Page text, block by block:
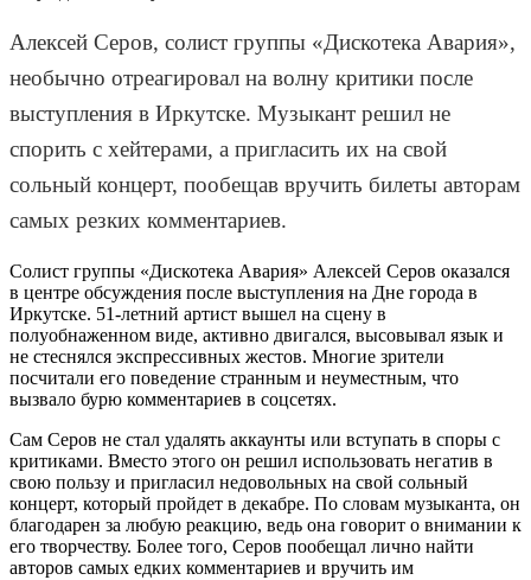
Алексей Серов, солист группы «Дискотека Авария»,
необычно отреагировал на волну критики после
выступления в Иркутске. Музыкант решил не
спорить с хейтерами, а пригласить их на свой
сольный концерт, пообещав вручить билеты авторам
самых резких комментариев.
Солист группы «Дискотека Авария» Алексей Серов оказался
в центре обсуждения после выступления на Дне города в
Иркутске. 51-летний артист вышел на сцену в
полуобнаженном виде, активно двигался, высовывал язык и
не стеснялся экспрессивных жестов. Многие зрители
посчитали его поведение странным и неуместным, что
вызвало бурю комментариев в соцсетях.
Сам Серов не стал удалять аккаунты или вступать в споры с
критиками. Вместо этого он решил использовать негатив в
свою пользу и пригласил недовольных на свой сольный
концерт, который пройдет в декабре. По словам музыканта, он
благодарен за любую реакцию, ведь она говорит о внимании к
его творчеству. Более того, Серов пообещал лично найти
авторов самых едких комментариев и вручить им